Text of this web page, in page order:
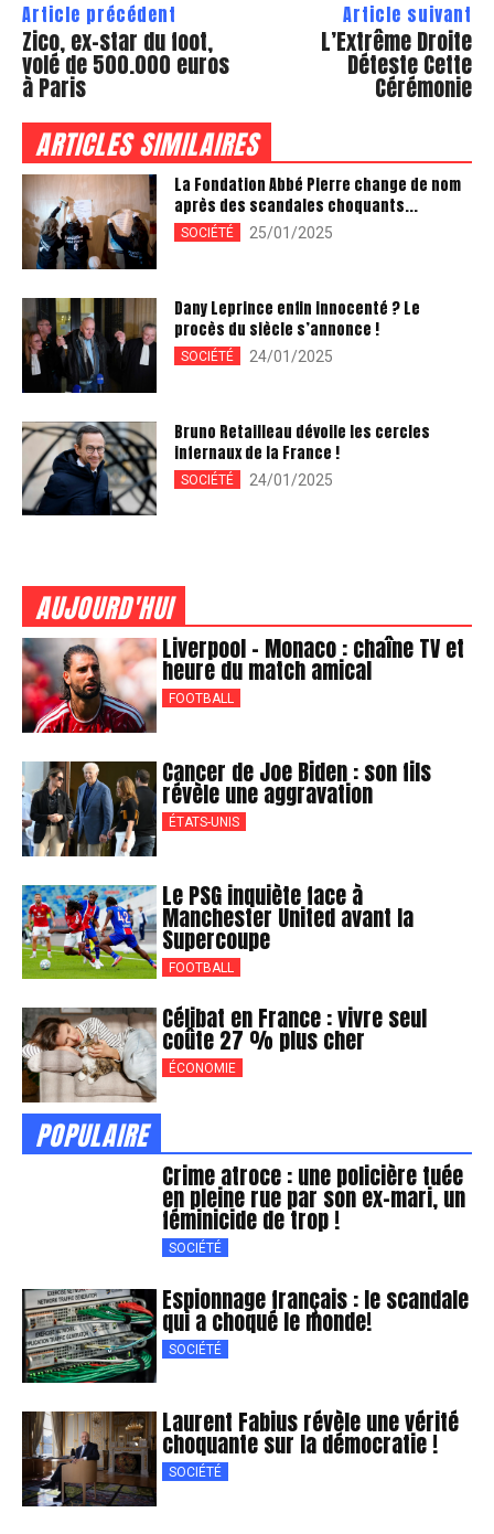
Article précédent
Zico, ex-star du foot,
volé de 500.000 euros
à Paris
Article suivant
L’Extrême Droite
Déteste Cette
Cérémonie
ARTICLES SIMILAIRES
La Fondation Abbé Pierre change de nom
après des scandales choquants...
SOCIÉTÉ 25/01/2025
Dany Leprince enfin innocenté ? Le
procès du siècle s’annonce !
SOCIÉTÉ 24/01/2025
Bruno Retailleau dévoile les cercles
infernaux de la France !
SOCIÉTÉ 24/01/2025
AUJOURD'HUI
Liverpool – Monaco : chaîne TV et
heure du match amical
FOOTBALL
Cancer de Joe Biden : son fils
révèle une aggravation
ÉTATS-UNIS
Le PSG inquiète face à
Manchester United avant la
Supercoupe
FOOTBALL
Célibat en France : vivre seul
coûte 27 % plus cher
ÉCONOMIE
POPULAIRE
Crime atroce : une policière tuée
en pleine rue par son ex-mari, un
féminicide de trop !
SOCIÉTÉ
Espionnage français : le scandale
qui a choqué le monde!
SOCIÉTÉ
Laurent Fabius révèle une vérité
choquante sur la démocratie !
SOCIÉTÉ